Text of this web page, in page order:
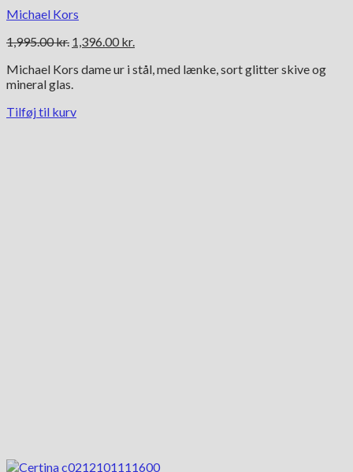
Michael Kors
1,995.00kr. Den
pris
var:
1,396.00 kr.
pris
Michael Kors dame ur i stål, med lænke, sort glitter skive og
mineral glas.
Tilføj til kurv